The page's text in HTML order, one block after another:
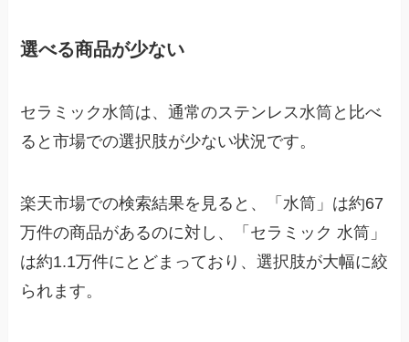
選べる商品が少ない
セラミック水筒は、通常のステンレス水筒と比べ
ると市場での選択肢が少ない状況です。
楽天市場での検索結果を見ると、「水筒」は約67
万件の商品があるのに対し、「セラミック 水筒」
は約1.1万件にとどまっており、選択肢が大幅に絞
られます。